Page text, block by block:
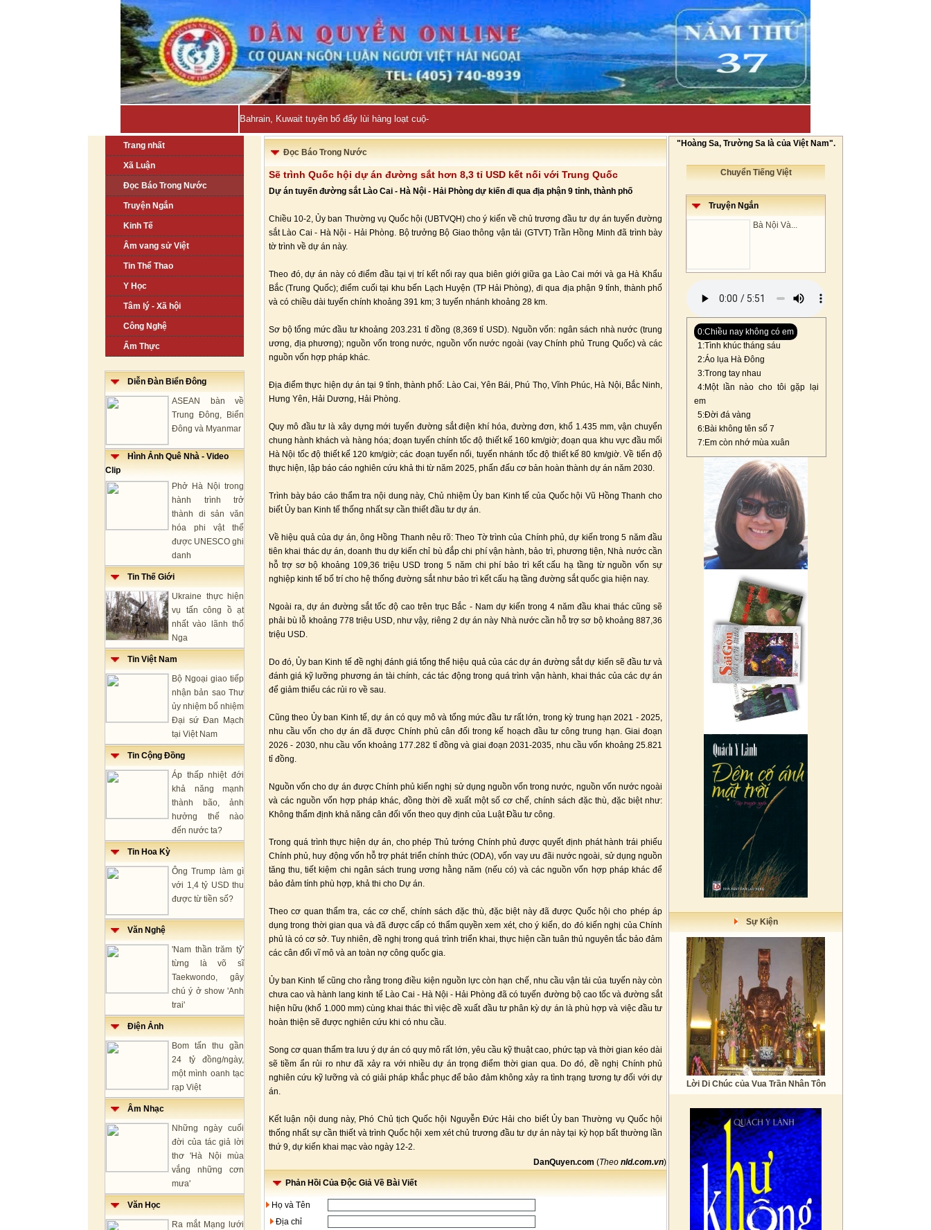
Bahrain, Kuwait tuyên bố đẩy lùi hàng loạt cuộc tấn công của Iran
Trang nhất
Xã Luận
Đọc Báo Trong Nước
Truyện Ngắn
Kinh Tế
Âm vang sử Việt
Tin Thể Thao
Y Học
Tâm lý - Xã hội
Công Nghệ
Ẩm Thực
Diễn Đàn Biển Đông
ASEAN bàn về
Trung Đông, Biển
Đông và Myanmar
Hình Ảnh Quê Nhà - Video
Clip
Phở Hà Nội trong
hành trình trở
thành di sản văn
hóa phi vật thể
được UNESCO ghi
danh
Tin Thế Giới
Ukraine thực hiện
vụ tấn công ồ ạt
nhất vào lãnh thổ
Nga
Tin Việt Nam
Bộ Ngoại giao tiếp
nhận bản sao Thư
ủy nhiệm bổ nhiệm
Đại sứ Đan Mạch
tại Việt Nam
Tin Cộng Đồng
Áp thấp nhiệt đới
khả năng mạnh
thành bão, ảnh
hưởng thế nào
đến nước ta?
Tin Hoa Kỳ
Ông Trump làm gì
với 1,4 tỷ USD thu
được từ tiền số?
Văn Nghệ
'Nam thần trăm tỷ'
từng là võ sĩ
Taekwondo, gây
chú ý ở show 'Anh
trai'
Điện Ảnh
Bom tấn thu gần
24 tỷ đồng/ngày,
một mình oanh tạc
rạp Việt
Âm Nhạc
Những ngày cuối
đời của tác giả lời
thơ 'Hà Nội mùa
vắng những cơn
mưa'
Văn Học
Ra mắt Mạng lưới
Đọc Báo Trong Nước
Sẽ trình Quốc hội dự án đường sắt hơn 8,3 tỉ USD kết nối với Trung Quốc
Dự án tuyến đường sắt Lào Cai - Hà Nội - Hải Phòng dự kiến đi qua địa phận 9 tỉnh, thành phố
Chiều 10-2, Ủy ban Thường vụ Quốc hội (UBTVQH) cho ý kiến về chủ trương đầu tư dự án tuyến đường
sắt Lào Cai - Hà Nội - Hải Phòng. Bộ trưởng Bộ Giao thông vận tải (GTVT) Trần Hồng Minh đã trình bày
tờ trình về dự án này.
Theo đó, dự án này có điểm đầu tại vị trí kết nối ray qua biên giới giữa ga Lào Cai mới và ga Hà Khẩu
Bắc (Trung Quốc); điểm cuối tại khu bến Lạch Huyện (TP Hải Phòng), đi qua địa phận 9 tỉnh, thành phố
và có chiều dài tuyến chính khoảng 391 km; 3 tuyến nhánh khoảng 28 km.
Sơ bộ tổng mức đầu tư khoảng 203.231 tỉ đồng (8,369 tỉ USD). Nguồn vốn: ngân sách nhà nước (trung
ương, địa phương); nguồn vốn trong nước, nguồn vốn nước ngoài (vay Chính phủ Trung Quốc) và các
nguồn vốn hợp pháp khác.
Địa điểm thực hiện dự án tại 9 tỉnh, thành phố: Lào Cai, Yên Bái, Phú Thọ, Vĩnh Phúc, Hà Nội, Bắc Ninh,
Hưng Yên, Hải Dương, Hải Phòng.
Quy mô đầu tư là xây dựng mới tuyến đường sắt điện khí hóa, đường đơn, khổ 1.435 mm, vận chuyển
chung hành khách và hàng hóa; đoạn tuyến chính tốc độ thiết kế 160 km/giờ; đoạn qua khu vực đầu mối
Hà Nội tốc độ thiết kế 120 km/giờ; các đoạn tuyến nối, tuyến nhánh tốc độ thiết kế 80 km/giờ. Về tiến độ
thực hiện, lập báo cáo nghiên cứu khả thi từ năm 2025, phấn đấu cơ bản hoàn thành dự án năm 2030.
Trình bày báo cáo thẩm tra nội dung này, Chủ nhiệm Ủy ban Kinh tế của Quốc hội Vũ Hồng Thanh cho
biết Ủy ban Kinh tế thống nhất sự cần thiết đầu tư dự án.
Về hiệu quả của dự án, ông Hồng Thanh nêu rõ: Theo Tờ trình của Chính phủ, dự kiến trong 5 năm đầu
tiên khai thác dự án, doanh thu dự kiến chỉ bù đắp chi phí vận hành, bảo trì, phương tiện, Nhà nước cần
hỗ trợ sơ bộ khoảng 109,36 triệu USD trong 5 năm chi phí bảo trì kết cấu hạ tầng từ nguồn vốn sự
nghiệp kinh tế bố trí cho hệ thống đường sắt như bảo trì kết cấu hạ tầng đường sắt quốc gia hiện nay.
Ngoài ra, dự án đường sắt tốc độ cao trên trục Bắc - Nam dự kiến trong 4 năm đầu khai thác cũng sẽ
phải bù lỗ khoảng 778 triệu USD, như vậy, riêng 2 dự án này Nhà nước cần hỗ trợ sơ bộ khoảng 887,36
triệu USD.
Do đó, Ủy ban Kinh tế đề nghị đánh giá tổng thể hiệu quả của các dự án đường sắt dự kiến sẽ đầu tư và
đánh giá kỹ lưỡng phương án tài chính, các tác động trong quá trình vận hành, khai thác của các dự án
để giảm thiểu các rủi ro về sau.
Cũng theo Ủy ban Kinh tế, dự án có quy mô và tổng mức đầu tư rất lớn, trong kỳ trung hạn 2021 - 2025,
nhu cầu vốn cho dự án đã được Chính phủ cân đối trong kế hoạch đầu tư công trung hạn. Giai đoạn
2026 - 2030, nhu cầu vốn khoảng 177.282 tỉ đồng và giai đoạn 2031-2035, nhu cầu vốn khoảng 25.821
tỉ đồng.
Nguồn vốn cho dự án được Chính phủ kiến nghị sử dụng nguồn vốn trong nước, nguồn vốn nước ngoài
và các nguồn vốn hợp pháp khác, đồng thời đề xuất một số cơ chế, chính sách đặc thù, đặc biệt như:
Không thẩm định khả năng cân đối vốn theo quy định của Luật Đầu tư công.
Trong quá trình thực hiện dự án, cho phép Thủ tướng Chính phủ được quyết định phát hành trái phiếu
Chính phủ, huy động vốn hỗ trợ phát triển chính thức (ODA), vốn vay ưu đãi nước ngoài, sử dụng nguồn
tăng thu, tiết kiệm chi ngân sách trung ương hằng năm (nếu có) và các nguồn vốn hợp pháp khác để
bảo đảm tính phù hợp, khả thi cho Dự án.
Theo cơ quan thẩm tra, các cơ chế, chính sách đặc thù, đặc biệt này đã được Quốc hội cho phép áp
dụng trong thời gian qua và đã được cấp có thẩm quyền xem xét, cho ý kiến, do đó kiến nghị của Chính
phủ là có cơ sở. Tuy nhiên, đề nghị trong quá trình triển khai, thực hiện cần tuân thủ nguyên tắc bảo đảm
các cân đối vĩ mô và an toàn nợ công quốc gia.
Ủy ban Kinh tế cũng cho rằng trong điều kiện nguồn lực còn hạn chế, nhu cầu vận tải của tuyến này còn
chưa cao và hành lang kinh tế Lào Cai - Hà Nội - Hải Phòng đã có tuyến đường bộ cao tốc và đường sắt
hiện hữu (khổ 1.000 mm) cùng khai thác thì việc đề xuất đầu tư phân kỳ dự án là phù hợp và việc đầu tư
hoàn thiện sẽ được nghiên cứu khi có nhu cầu.
Song cơ quan thẩm tra lưu ý dự án có quy mô rất lớn, yêu cầu kỹ thuật cao, phức tạp và thời gian kéo dài
sẽ tiềm ẩn rủi ro như đã xảy ra với nhiều dự án trọng điểm thời gian qua. Do đó, đề nghị Chính phủ
nghiên cứu kỹ lưỡng và có giải pháp khắc phục để bảo đảm không xảy ra tình trạng tương tự đối với dự
án.
Kết luận nội dung này, Phó Chủ tịch Quốc hội Nguyễn Đức Hải cho biết Ủy ban Thường vụ Quốc hội
thống nhất sự cần thiết và trình Quốc hội xem xét chủ trương đầu tư dự án này tại kỳ họp bất thường lần
thứ 9, dự kiến khai mạc vào ngày 12-2.
DanQuyen.com (Theo nld.com.vn)
Phản Hồi Của Độc Giả Về Bài Viết
Họ và Tên
Địa chỉ
"Hoàng Sa, Trường Sa là của Việt Nam".
Chuyển Tiếng Việt
Truyện Ngắn
Bà Nội Và...
0:Chiều nay không có em
1:Tình khúc tháng sáu
2:Áo lụa Hà Đông
3:Trong tay nhau
4:Một lần nào cho tôi gặp lại
em
5:Đời đá vàng
6:Bài không tên số 7
7:Em còn nhớ mùa xuân
Sự Kiện
Lời Di Chúc của Vua Trần Nhân Tôn